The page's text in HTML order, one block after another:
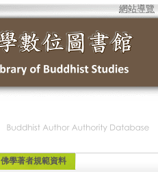
網站導覽
佛學著者規範資料